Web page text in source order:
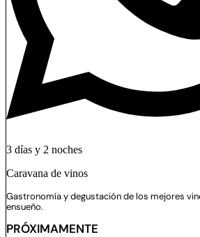
3 días y 2 noches
Caravana de vinos
Gastronomía y degustación de los mejores
ensueño.
PRÓXIMAMENTE